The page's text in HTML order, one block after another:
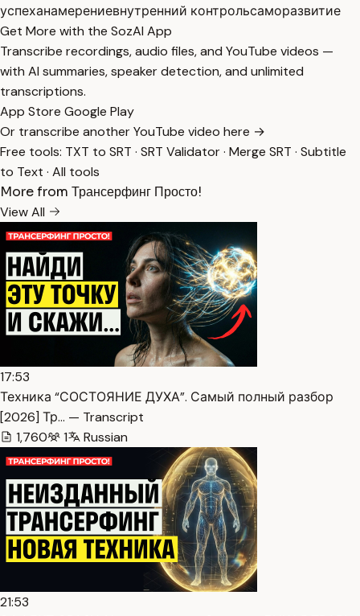
успеханамерениевнутренний контрольсаморазвитие
Get More with the SozAI App
Transcribe recordings, audio files, and YouTube videos —
with AI summaries, speaker detection, and unlimited
transcriptions.
App Store Google Play
Or transcribe another YouTube video here →
Free tools: TXT to SRT · SRT Validator· Merge SRT · Subtitle
to Text · All tools
More from Трансерфинг Просто!
View All
17:53
Техника “СОСТОЯНИЕ ДУХА”. Самый полный разбор
[2026] Тр… — Transcript
1,760
1 Russian
21:53